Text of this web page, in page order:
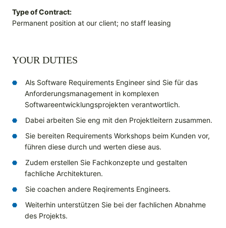
Type of Contract:
Permanent position at our client; no staff leasing
YOUR DUTIES
Als Software Requirements Engineer sind Sie für das
Anforderungsmanagement in komplexen
Softwareentwicklungsprojekten verantwortlich.
Dabei arbeiten Sie eng mit den Projektleitern zusammen.
Sie bereiten Requirements Workshops beim Kunden vor,
führen diese durch und werten diese aus.
Zudem erstellen Sie Fachkonzepte und gestalten
fachliche Architekturen.
Sie coachen andere Reqirements Engineers.
Weiterhin unterstützen Sie bei der fachlichen Abnahme
des Projekts.